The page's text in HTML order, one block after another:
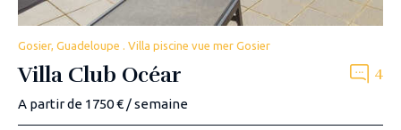
Gosier, Guadeloupe . Villa piscine vue mer Gosier
Villa Club Océar 4
A partir de 1750 € / semaine